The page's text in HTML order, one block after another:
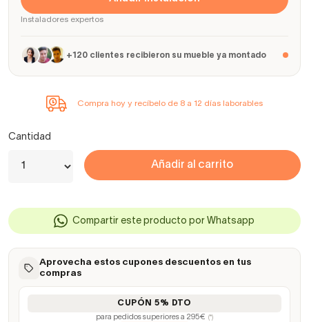
Instaladores expertos
+120 clientes recibieron su mueble ya montado
Compra hoy y recíbelo de 8 a 12 días laborables
Cantidad
Añadir al carrito
Compartir este producto por Whatsapp
Aprovecha estos cupones descuentos en tus
compras
CUPÓN 5% DTO
para pedidos superiores a 295€ (*)